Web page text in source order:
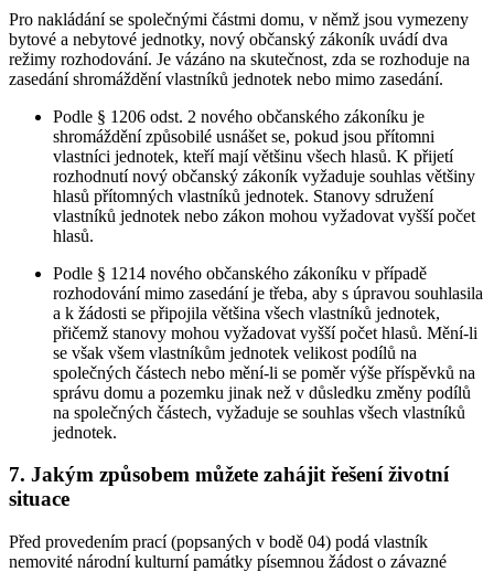
Pro nakládání se společnými částmi domu, v němž jsou vymezeny
bytové a nebytové jednotky, nový občanský zákoník uvádí dva
režimy rozhodování. Je vázáno na skutečnost, zda se rozhoduje na
zasedání shromáždění vlastníků jednotek nebo mimo zasedání.
Podle § 1206 odst. 2 nového občanského zákoníku je
shromáždění způsobilé usnášet se, pokud jsou přítomni
vlastníci jednotek, kteří mají většinu všech hlasů. K přijetí
rozhodnutí nový občanský zákoník vyžaduje souhlas většiny
hlasů přítomných vlastníků jednotek. Stanovy sdružení
vlastníků jednotek nebo zákon mohou vyžadovat vyšší počet
hlasů.
Podle § 1214 nového občanského zákoníku v případě
rozhodování mimo zasedání je třeba, aby s úpravou souhlasila
a k žádosti se připojila většina všech vlastníků jednotek,
přičemž stanovy mohou vyžadovat vyšší počet hlasů. Mění-li
se však všem vlastníkům jednotek velikost podílů na
společných částech nebo mění-li se poměr výše příspěvků na
správu domu a pozemku jinak než v důsledku změny podílů
na společných částech, vyžaduje se souhlas všech vlastníků
jednotek.
7. Jakým způsobem můžete zahájit řešení životní
situace
Před provedením prací (popsaných v bodě 04) podá vlastník
nemovité národní kulturní památky písemnou žádost o závazné